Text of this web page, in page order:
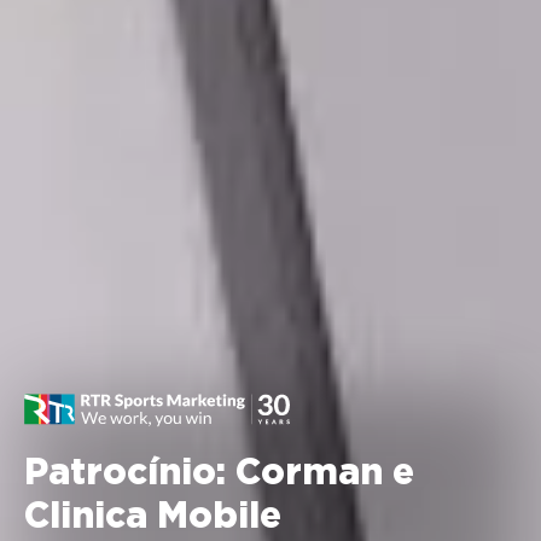
Patrocínio: Corman e
Clinica Mobile